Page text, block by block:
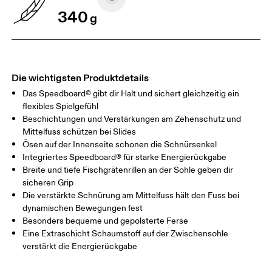
340g
Die wichtigsten Produktdetails
Das Speedboard® gibt dir Halt und sichert gleichzeitig ein
flexibles Spielgefühl
Beschichtungen und Verstärkungen am Zehenschutz und
Mittelfuss schützen bei Slides
Ösen auf der Innenseite schonen die Schnürsenkel
Integriertes Speedboard® für starke Energierückgabe
Breite und tiefe Fischgrätenrillen an der Sohle geben dir
sicheren Grip
Die verstärkte Schnürung am Mittelfuss hält den Fuss bei
dynamischen Bewegungen fest
Besonders bequeme und gepolsterte Ferse
Eine Extraschicht Schaumstoff auf der Zwischensohle
verstärkt die Energierückgabe